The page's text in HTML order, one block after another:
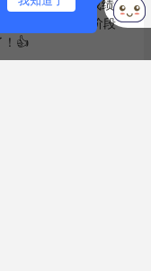
豆包的618大考成绩单
购物还处于初级阶段
！👍